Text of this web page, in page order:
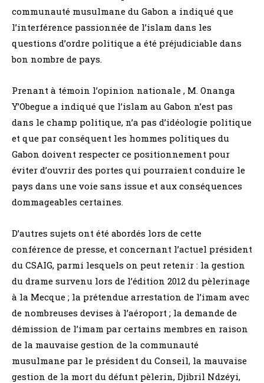
communauté musulmane du Gabon a indiqué que
l’interférence passionnée de l’islam dans les
questions d’ordre politique a été préjudiciable dans
bon nombre de pays.
Prenant à témoin l’opinion nationale , M. Onanga
Y’Obegue a indiqué que l’islam au Gabon n’est pas
dans le champ politique, n’a pas d’idéologie politique
et que par conséquent les hommes politiques du
Gabon doivent respecter ce positionnement pour
éviter d’ouvrir des portes qui pourraient conduire le
pays dans une voie sans issue et aux conséquences
dommageables certaines.
D’autres sujets ont été abordés lors de cette
conférence de presse, et concernant l’actuel président
du CSAIG, parmi lesquels on peut retenir : la gestion
du drame survenu lors de l’édition 2012 du pèlerinage
à la Mecque ; la prétendue arrestation de l’imam avec
de nombreuses devises à l’aéroport ; la demande de
démission de l’imam par certains membres en raison
de la mauvaise gestion de la communauté
musulmane par le président du Conseil, la mauvaise
gestion de la mort du défunt pèlerin, Djibril Ndzéyi,